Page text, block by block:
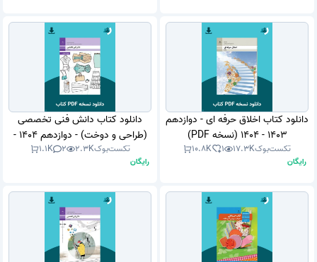
دانلود کتاب اخلاق حرفه ای - دوازدهم
1403 - 1404 (نسخه PDF)
تکست‌بوک17.3K
1
10.8K
رایگان
دانلود کتاب دانش فنی تخصصی
(طراحی و دوخت) - دوازدهم 1404 -
1405 (نسخه PDF)
تکست‌بوک2.3K
2
1.1K
رایگان